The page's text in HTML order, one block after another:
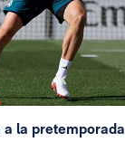
la pretemporada